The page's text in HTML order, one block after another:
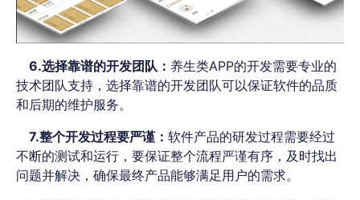
6.选择靠谱的开发团队： 养生类APP的开发需要专业的
技术团队支持，选择靠谱的开发团队可以保证软件的品质
和后期的维护服务。
7.整个开发过程要严谨： 软件产品的研发过程需要经过
不断的测试和运行，要保证整个流程严谨有序，及时找出
问题并解决，确保最终产品能够满足用户的需求。